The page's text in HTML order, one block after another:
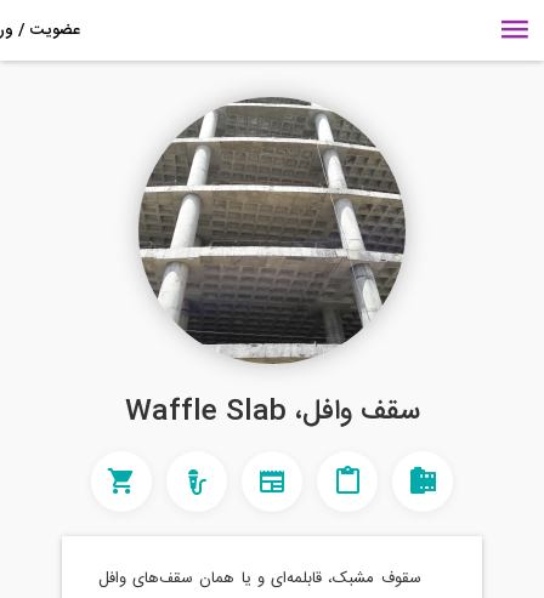
سقف وافل، Waffle Slab
سقوف مشبک، قابلمه‌ای و یا همان سقف‌های وافل